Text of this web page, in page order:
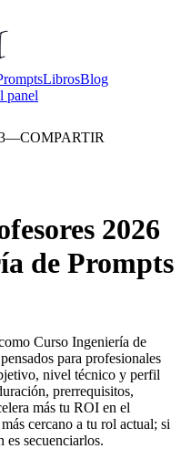
LibrosBlog
panel
2026
de Prompts
Curso Ingeniería de
para profesionales
nivel técnico y perfil
prerrequisitos,
más tu ROI en el
cercano a tu rol actual; si
es secuenciarlos.